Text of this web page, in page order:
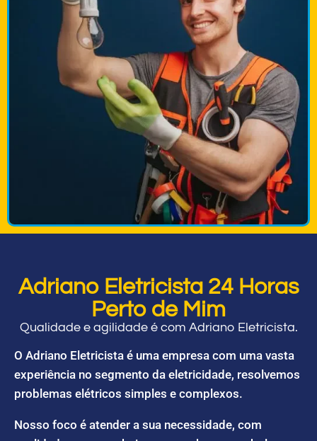
Adriano Eletricista 24 Horas
Perto de Mim
Qualidade e agilidade é com Adriano Eletricista.
O Adriano Eletricista é uma empresa com uma vasta
experiência no segmento da eletricidade, resolvemos
problemas elétricos simples e complexos.
Nosso foco é atender a sua necessidade, com